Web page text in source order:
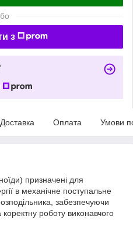
з
Доставка Оплата Умови
призначені для
в механічне поступальне
забезпечуючи
роботу виконавчого